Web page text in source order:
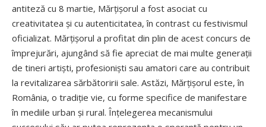
antiteză cu 8 martie, Mărțișorul a fost asociat cu
creativitatea și cu autenticitatea, în contrast cu festivismul
oficializat. Mărțișorul a profitat din plin de acest concurs de
împrejurări, ajungând să fie apreciat de mai multe generații
de tineri artiști, profesioniști sau amatori care au contribuit
la revitalizarea sărbătoririi sale. Astăzi, Mărțișorul este, în
România, o tradiție vie, cu forme specifice de manifestare
în mediile urban și rural. Înțele­gerea mecanismului